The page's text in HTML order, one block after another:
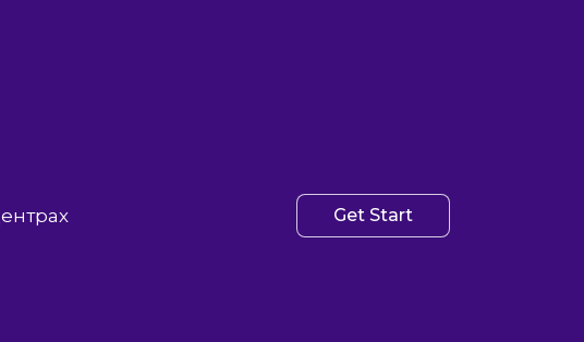
Get Start